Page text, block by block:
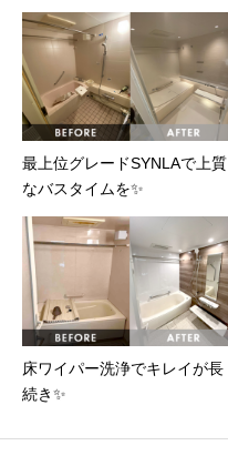
最上位グレードSYNLAで上質
なバスタイムを✨
床ワイパー洗浄でキレイが長
続き✨